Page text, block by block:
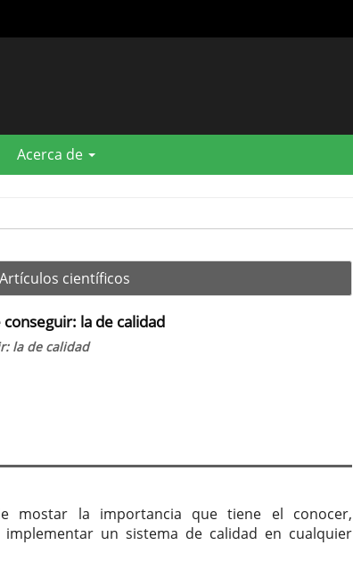
Acerca de
Artículos científicos
la de calidad
la de calidad
mostar la importancia que tiene el conocer,
un sistema de calidad en cualquier